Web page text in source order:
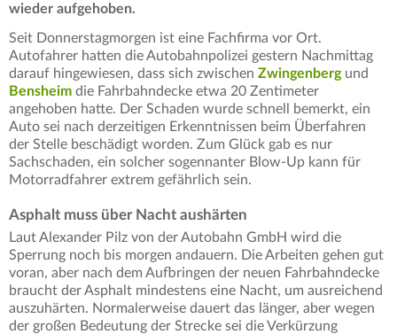
wieder aufgehoben.
Seit Donnerstagmorgen ist eine Fachfirma vor Ort.
Autofahrer hatten die Autobahnpolizei gestern Nachmittag
darauf hingewiesen, dass sich zwischen Zwingenbergund
Bensheim die Fahrbahndecke etwa 20 Zentimeter
angehoben hatte. Der Schaden wurde schnell bemerkt, ein
Auto sei nach derzeitigen Erkenntnissen beim Überfahren
der Stelle beschädigt worden. Zum Glück gab es nur
Sachschaden, ein solcher sogennanter Blow-Up kann für
Motorradfahrer extrem gefährlich sein.
Asphalt muss über Nacht aushärten
Laut Alexander Pilz von der Autobahn GmbH wird die
Sperrung noch bis morgen andauern. Die Arbeiten gehen gut
voran, aber nach dem Aufbringen der neuen Fahrbahndecke
braucht der Asphalt mindestens eine Nacht, um ausreichend
auszuhärten. Normalerweise dauert das länger, aber wegen
der großen Bedeutung der Strecke sei die Verkürzung